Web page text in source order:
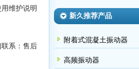
维护说明
系：售后
新久推荐产品
附着式混凝土振动器
高频振动器